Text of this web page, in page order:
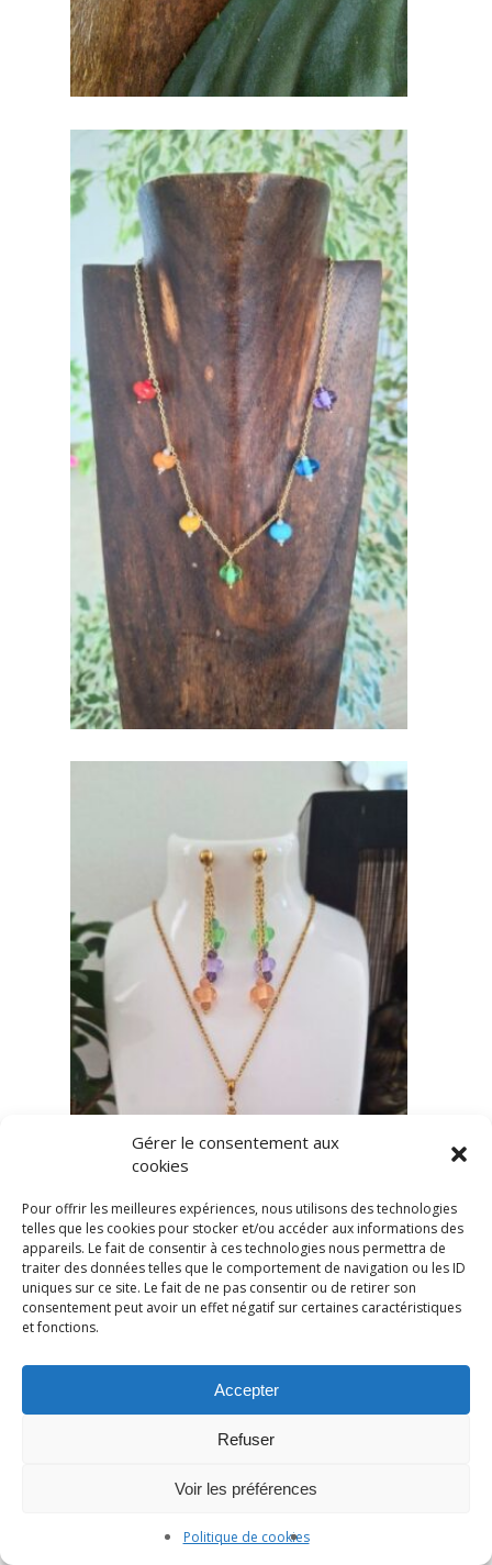
Gérer le consentement aux
cookies
Pour offrir les meilleures expériences, nous utilisons des technologies
telles que les cookies pour stocker et/ou accéder aux informations des
appareils. Le fait de consentir à ces technologies nous permettra de
traiter des données telles que le comportement de navigation ou les ID
uniques sur ce site. Le fait de ne pas consentir ou de retirer son
consentement peut avoir un effet négatif sur certaines caractéristiques
et fonctions.
Accepter
Refuser
Voir les préférences
Politique de cookies